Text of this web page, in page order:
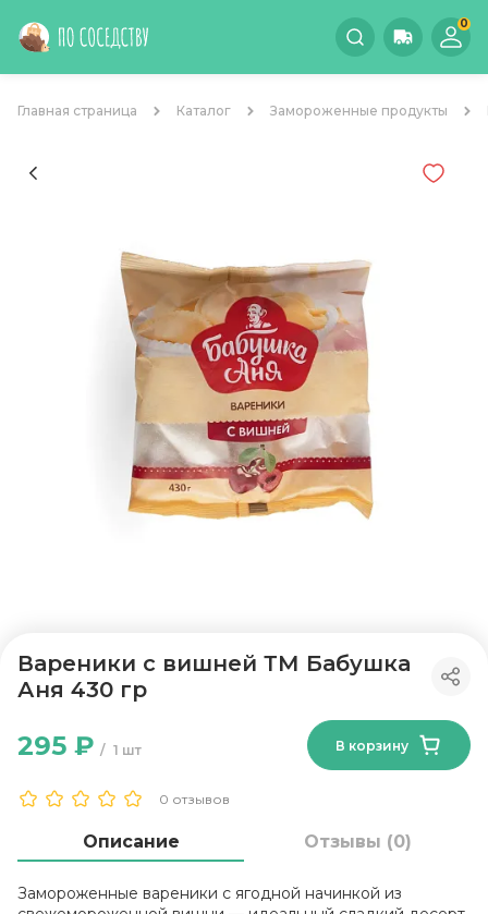
0
Главная страница Каталог Замороженные продукты
Вареники с вишней ТМ Бабушка
Аня 430 гр
0 отзывов
1 шт
295 ₽ В корзину
Описание Отзывы (0)
Замороженные вареники с ягодной начинкой из